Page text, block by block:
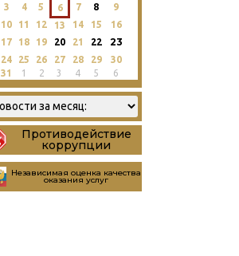
3 4 5 6 7 8
9
10
11 12 13 14 15
16
17
18 19 20 21 22 23
24 25 26 27 28 29
30
31
1 2 3 4 5 6
Противодействие
коррупции
Независимая оценка качества
оказания услуг